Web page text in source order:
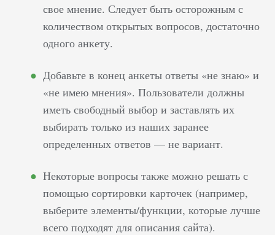
свое мнение. Следует быть осторожным с
количеством открытых вопросов, достаточно
одного анкету.
Добавьте в конец анкеты ответы «не знаю» и
«не имею мнения». Пользователи должны
иметь свободный выбор и заставлять их
выбирать только из наших заранее
определенных ответов — не вариант.
Некоторые вопросы также можно решать с
помощью сортировки карточек (например,
выберите элементы/функции, которые лучше
всего подходят для описания сайта).